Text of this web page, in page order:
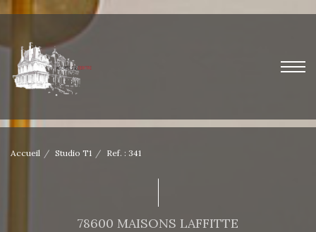
Accueil Studio T1 Ref. : 341
78600 MAISONS LAFFITTE